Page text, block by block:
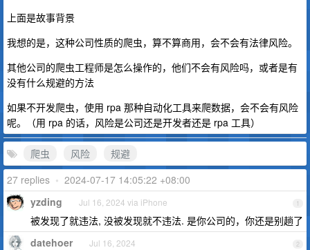
上面是故事背景
我想的是，这种公司性质的爬虫，算不算商用，会不会有法律风险。
其他公司的爬虫工程师是怎么操作的，他们不会有风险吗，或者是有
没有什么规避的方法
如果不开发爬虫，使用 rpa 那种自动化工具来爬数据，会不会有风险
呢。（用 rpa 的话，风险是公司还是开发者还是 rpa 工具）
爬虫 风险
规避
27 replies • 2024-07-17 14:05:22 +08:00
1
yzding Jul 16, 2024 via iPhone
被发现了就违法, 没被发现就不违法. 是你公司的，你还是别趟了
2
datehoer Jul 16, 2024